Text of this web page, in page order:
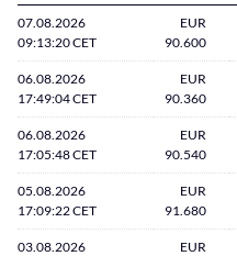
07.08.2026
09:13:20 CET
EUR
90.600
06.08.2026
17:49:04 CET
EUR
90.360
06.08.2026
17:05:48 CET
EUR
90.540
05.08.2026
17:09:22 CET
EUR
91.680
03.08.2026
EUR